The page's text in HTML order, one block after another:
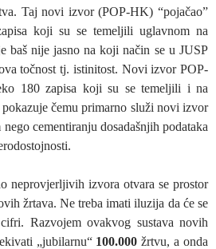
Taj novi izvor (POP-HK) “pojačao”
koji su se temeljili uglavnom na
baš nije jasno na koji način se u JUSP
točnost tj. istinitost. Novi izvor POP-
180 zapisa koji su se temeljili i na
čemu primarno služi novi izvor
cementiranju dosadašnjih podataka
neprovjerljivih izvora otvara se prostor
žrtava. Ne treba imati iluzija da će se
Razvojem ovakvog sustava novih
„jubilarnu“ 100.000žrtvu, a onda